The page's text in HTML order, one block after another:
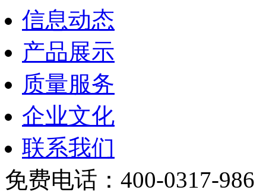
信息动态
产品展示
质量服务
企业文化
联系我们
免费电话：400-0317-